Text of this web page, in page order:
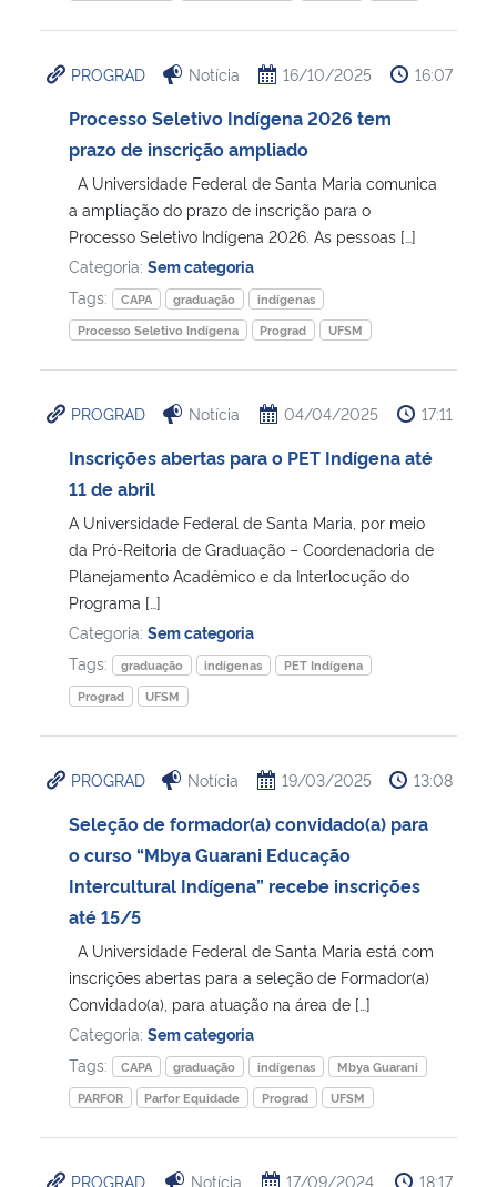
PROGRAD Notícia 16/10/2025 16:07
Processo Seletivo Indígena 2026 tem
prazo de inscrição ampliado
A Universidade Federal de Santa Maria comunica
a ampliação do prazo de inscrição para o
Processo Seletivo Indígena 2026. As pessoas […]
Categoria: Sem categoria
Tags:
CAPA graduação
indígenas
Processo Seletivo Indígena
Prograd UFSM
PROGRAD Notícia 04/04/2025 17:11
Inscrições abertas para o PET Indígena até
11 de abril
A Universidade Federal de Santa Maria, por meio
da Pró-Reitoria de Graduação – Coordenadoria de
Planejamento Acadêmico e da Interlocução do
Programa […]
Categoria: Sem categoria
Tags:
graduação indígenas
PET Indígena
Prograd
UFSM
PROGRAD Notícia 19/03/2025 13:08
Seleção de formador(a) convidado(a) para
o curso “Mbya Guarani Educação
Intercultural Indígena” recebe inscrições
até 15/5
A Universidade Federal de Santa Maria está com
inscrições abertas para a seleção de Formador(a)
Convidado(a), para atuação na área de […]
Categoria: Sem categoria
Tags:
CAPA graduação indígenas
Mbya Guarani
PARFOR
Parfor Equidade Prograd UFSM
PROGRAD Notícia 17/09/2024 18:17